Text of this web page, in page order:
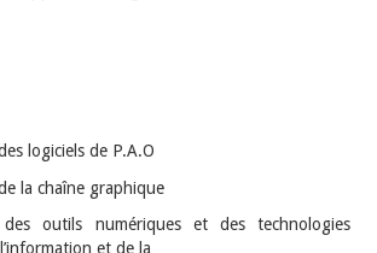
logiciels de P.A.O
la chaîne graphique
des outils numériques et des technologies
et de la